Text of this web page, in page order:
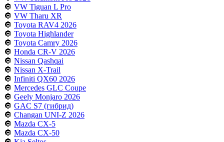
🔘 VW Tiguan L Pro
🔘 VW Tharu XR
🔘 Toyota RAV4 2026
🔘 Toyota Highlander
🔘 Toyota Camry 2026
🔘 Honda CR-V 2026
🔘 Nissan Qashqai
🔘 Nissan X-Trail
🔘 Infiniti QX60 2026
🔘 Mercedes GLC Coupe
🔘 Geely Monjaro 2026
🔘 GAC S7 (гибрид)
🔘 Changan UNI-Z 2026
🔘 Mazda CX-5
🔘 Mazda CX-50